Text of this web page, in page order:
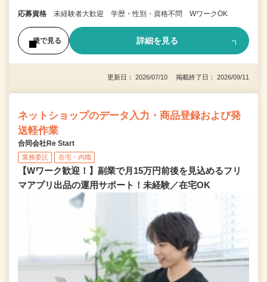
応募資格 未経験者大歓迎 学歴・性別・資格不問 WワークOK
後で見る 詳細を見る
更新日： 2026/07/10 掲載終了日： 2026/09/11
ネットショップのデータ入力・商品登録および発
送軽作業
合同会社Re Start
業務委託 在宅・内職
【Wワーク歓迎！】副業で月15万円前後を見込めるフリ
マアプリ出品の運用サポート！未経験／在宅OK